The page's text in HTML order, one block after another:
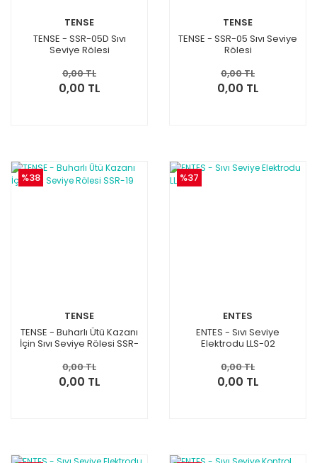
TENSE
TENSE - SSR-05D Sıvı
Seviye Rölesi
0,00 TL
0,00 TL
TENSE
TENSE - SSR-05 Sıvı Seviye
Rölesi
0,00 TL
0,00 TL
%38
TENSE
TENSE - Buharlı Ütü Kazanı
İçin Sıvı Seviye Rölesi SSR-
0,00 TL
0,00 TL
%37
ENTES
ENTES - Sıvı Seviye
Elektrodu LLS-02
0,00 TL
0,00 TL